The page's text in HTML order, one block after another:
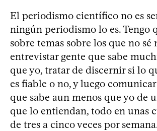
El periodismo científico no es
ningún periodismo lo es. Tengo
sobre temas sobre los que no sé
entrevistar gente que sabe
que yo, tratar de discernir si lo
es fiable o no, y luego comunicar
que sabe aun menos que yo de
que lo entiendan, todo en unas
de tres a cinco veces por